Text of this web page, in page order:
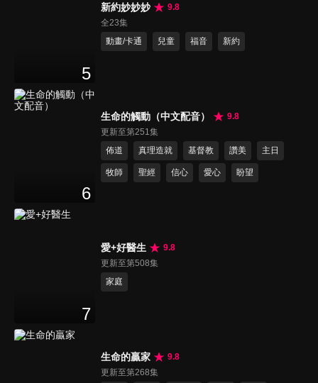
5
新約妙妙妙
9.8
全23集
動畫/卡通
兒童 福音 新約
6
生命的觸動（中文配音）
9.8
更新至第251集
佈道
真理造就 基督教 讚美 主日
牧師 聖經 信心 愛心 盼望
7
愛+好醫生
9.8
更新至第508集
家庭
生命的贏家
9.8
更新至第268集